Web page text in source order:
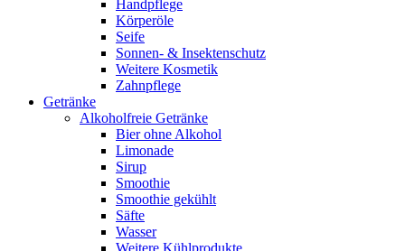
Handpflege
Körperöle
Seife
Sonnen- & Insektenschutz
Weitere Kosmetik
Zahnpflege
Getränke
Alkoholfreie Getränke
Bier ohne Alkohol
Limonade
Sirup
Smoothie
Smoothie gekühlt
Säfte
Wasser
Weitere Kühlprodukte